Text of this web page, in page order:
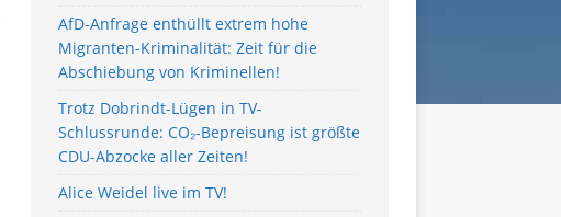
AfD-Anfrage enthüllt extrem hohe
Migranten-Kriminalität: Zeit für die
Abschiebung von Kriminellen!
Trotz Dobrindt-Lügen in TV-
Schlussrunde: CO₂-Bepreisung ist größte
CDU-Abzocke aller Zeiten!
Alice Weidel live im TV!